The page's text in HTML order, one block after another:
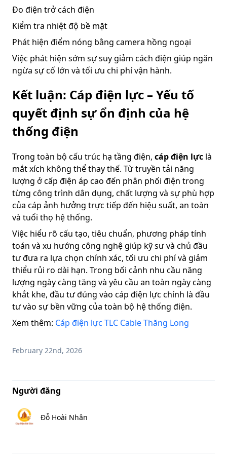
Đo điện trở cách điện
Kiểm tra nhiệt độ bề mặt
Phát hiện điểm nóng bằng camera hồng ngoại
Việc phát hiện sớm sự suy giảm cách điện giúp ngăn
ngừa sự cố lớn và tối ưu chi phí vận hành.
Kết luận: Cáp điện lực – Yếu tố
quyết định sự ổn định của hệ
thống điện
Trong toàn bộ cấu trúc hạ tầng điện, cáp điện lực là
mắt xích không thể thay thế. Từ truyền tải năng
lượng ở cấp điện áp cao đến phân phối điện trong
từng công trình dân dụng, chất lượng và sự phù hợp
của cáp ảnh hưởng trực tiếp đến hiệu suất, an toàn
và tuổi thọ hệ thống.
Việc hiểu rõ cấu tạo, tiêu chuẩn, phương pháp tính
toán và xu hướng công nghệ giúp kỹ sư và chủ đầu
tư đưa ra lựa chọn chính xác, tối ưu chi phí và giảm
thiểu rủi ro dài hạn. Trong bối cảnh nhu cầu năng
lượng ngày càng tăng và yêu cầu an toàn ngày càng
khắt khe, đầu tư đúng vào cáp điện lực chính là đầu
tư vào sự bền vững của toàn bộ hệ thống điện.
Xem thêm: Cáp điện lực TLC Cable Thăng Long
February 22nd, 2026
Người đăng
Đỗ Hoài Nhân